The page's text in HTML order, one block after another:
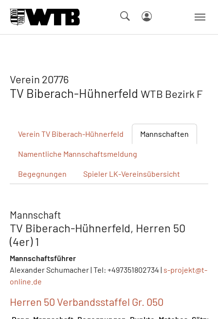
Verein 20776
TV Biberach-Hühnerfeld WTB Bezirk F
Verein TV Biberach-Hühnerfeld Mannschaften
Namentliche Mannschaftsmeldung
Begegnungen Spieler LK-Vereinsübersicht
Mannschaft
TV Biberach-Hühnerfeld, Herren 50
(4er) 1
Mannschaftsführer
Alexander Schumacher | Tel: +497351802734 | s-projekt@t-
online.de
Herren 50 Verbandsstaffel Gr. 050